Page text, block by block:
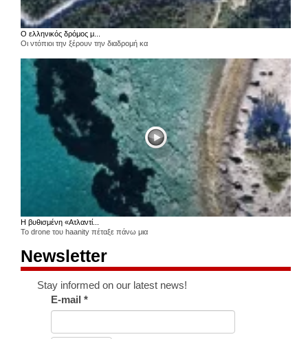
Ο ελληνικός δρόμος μ...
Οι ντόπιοι την ξέρουν την διαδρομή κα
Η βυθισμένη «Ατλαντί...
Το drone του haanity πέταξε πάνω μια
Newsletter
Stay informed on our latest news!
E-mail*